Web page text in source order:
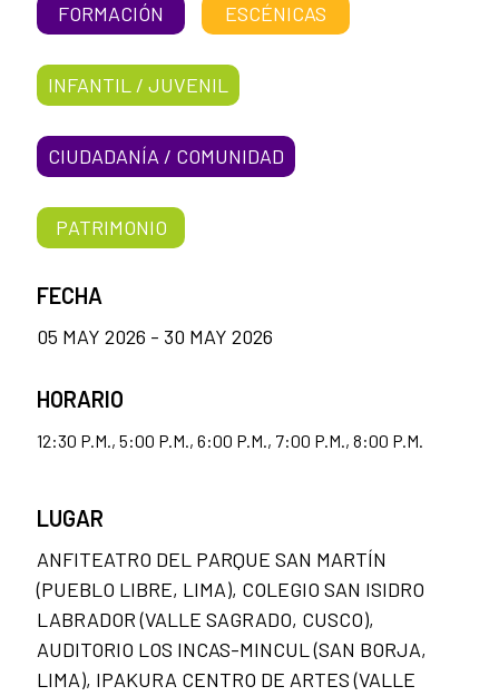
FORMACIÓN ESCÉNICAS
INFANTIL / JUVENIL
CIUDADANÍA / COMUNIDAD
PATRIMONIO
FECHA
05 MAY 2026 - 30 MAY 2026
HORARIO
12:30 P.M., 5:00 P.M., 6:00 P.M., 7:00 P.M., 8:00 P.M.
LUGAR
ANFITEATRO DEL PARQUE SAN MARTÍN
(PUEBLO LIBRE, LIMA), COLEGIO SAN ISIDRO
LABRADOR (VALLE SAGRADO, CUSCO),
AUDITORIO LOS INCAS-MINCUL (SAN BORJA,
LIMA), IPAKURA CENTRO DE ARTES (VALLE